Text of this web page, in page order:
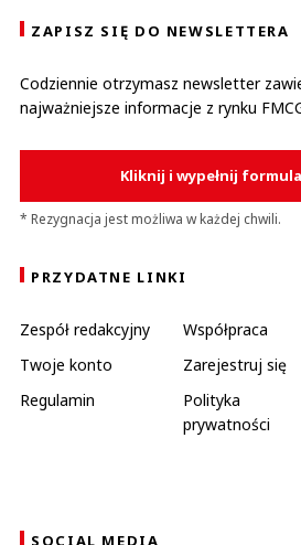
ZAPISZ SIĘ DO NEWSLETTERA
Codziennie otrzymasz newsletter
najważniejsze informacje z rynku
Kliknij i wypełnij
* Rezygnacja jest możliwa w każdej chwili.
PRZYDATNE LINKI
Zespół redakcyjny Współpraca
Twoje konto
Zarejestruj się
Regulamin
Polityka
prywatności
SOCIAL MEDIA